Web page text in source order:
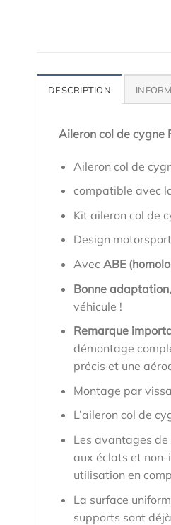
DESCRIPTION
Aileron col de cygne
Aileron col de
compatible avec
Kit aileron col de
Design
Avec ABE
Bonne
véhicule !
Remarque
démontage
précis et une
Montage par
L’aileron col de
Les avantages
aux éclats et
utilisation en
La surface
supports sont